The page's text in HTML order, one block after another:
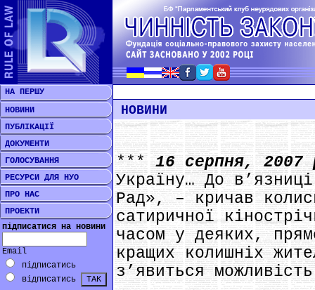
НА ПЕРШУ
НОВИНИ
ПУБЛІКАЦІЇ
ДОКУМЕНТИ
ГОЛОСУВАННЯ
РЕСУРСИ ДЛЯ НУО
ПРО НАС
ПРОЕКТИ
підписатися на новини
Email
підписатись
відписатись
НОВИНИ
***16 серпня,
Україну… До
Рад», – кричав
сатиричної
часом у деяких,
кращих колишніх
з’явиться